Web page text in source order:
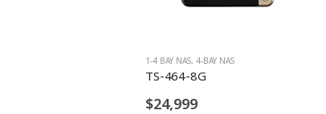
1-4 BAY NAS, 4-BAY NAS
TS-464-8G
$24,999